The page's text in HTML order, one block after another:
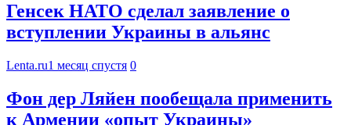
Генсек НАТО сделал заявление о
вступлении Украины в альянс
Lenta.ru1 месяц спустя 0
Фон дер Ляйен пообещала применить
к Армении «опыт Украины»